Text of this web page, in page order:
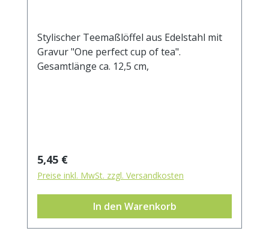
Stylischer Teemaßlöffel aus Edelstahl mit
Gravur "One perfect cup of tea".
Gesamtlänge ca. 12,5 cm,
Regulärer Preis:
5,45 €
Preise inkl. MwSt. zzgl. Versandkosten
In den Warenkorb